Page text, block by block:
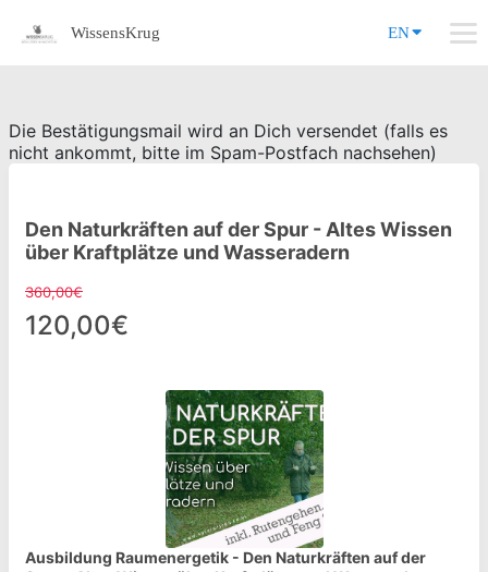
WissensKrug EN
Die Bestätigungsmail wird an Dich versendet (falls es
nicht ankommt, bitte im Spam-Postfach nachsehen)
Den Naturkräften auf der Spur - Altes Wissen
über Kraftplätze und Wasseradern
120,00€
360,00€
Ausbildung Raumenergetik - Den Naturkräften auf der